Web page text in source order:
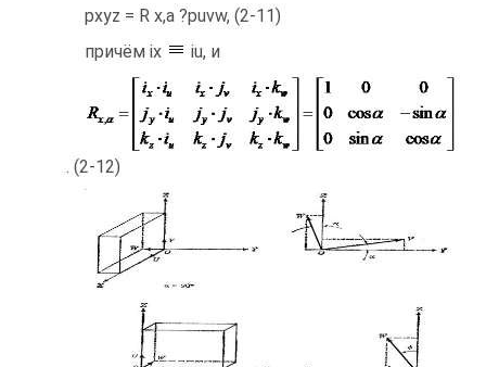
pxyz = R x,a ?puvw, (2-11)
причём ix
iu, и
. (2-12)